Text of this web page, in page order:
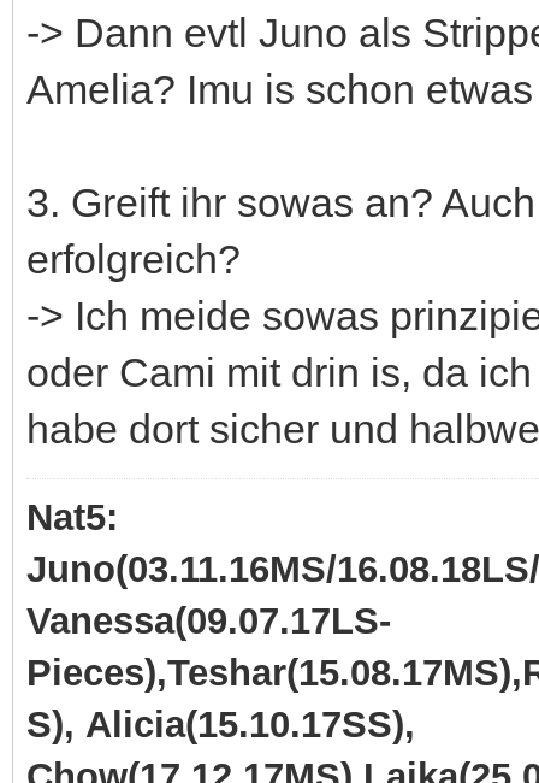
-> Dann evtl Juno als
Amelia? Imu is schon
3. Greift ihr sowas an?
erfolgreich?
-> Ich meide sowas
oder Cami mit drin is, da
habe dort sicher und
Nat5:
Juno(03.11.16MS/
Vanessa(09.07.17LS-
S), Alicia(15.10.17SS),